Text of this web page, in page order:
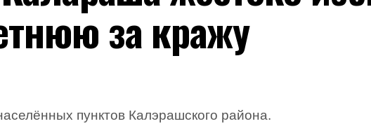
за кражу
пунктов Калэрашского района.